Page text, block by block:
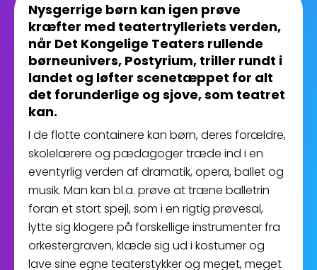
Nysgerrige børn kan igen prøve
kræfter med teatertrylleriets verden,
når Det Kongelige Teaters rullende
børneunivers, Postyrium, triller rundt i
landet og løfter scenetæppet for alt
det forunderlige og sjove, som teatret
kan.
I de flotte containere kan børn, deres forældre,
skolelærere og pædagoger træde ind i en
eventyrlig verden af dramatik, opera, ballet og
musik. Man kan bl.a. prøve at træne balletrin
foran et stort spejl, som i en rigtig prøvesal,
lytte sig klogere på forskellige instrumenter fra
orkestergraven, klæde sig ud i kostumer og
lave sine egne teaterstykker og meget, meget